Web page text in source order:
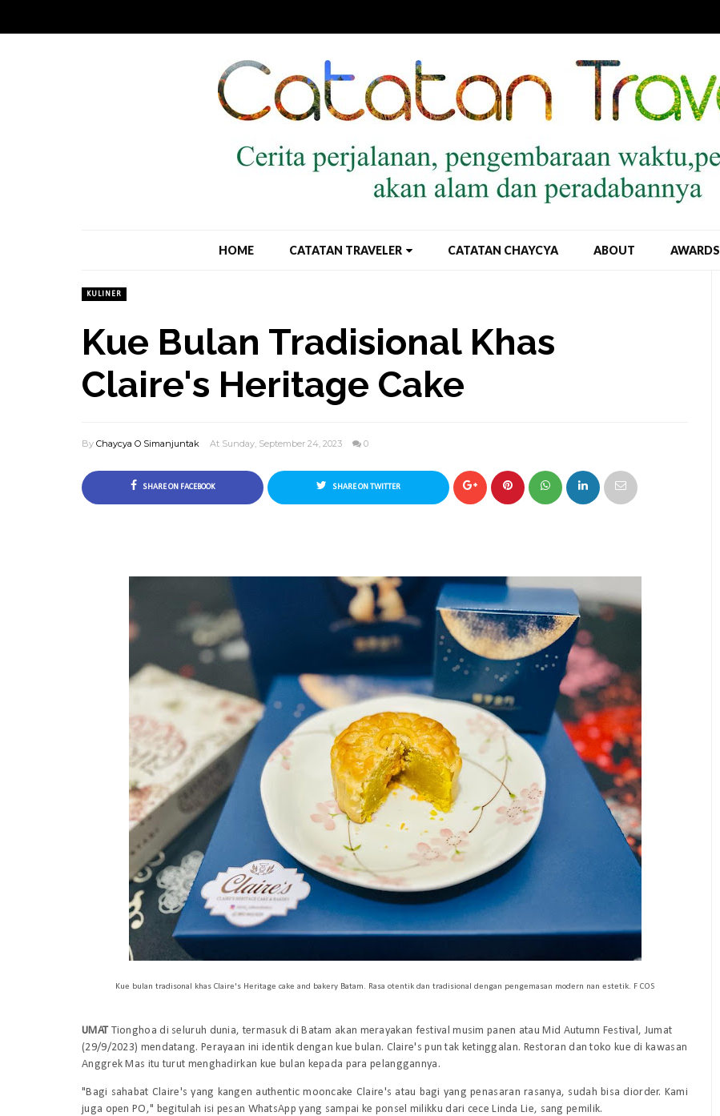
HOME CATATAN TRAVELER CATATAN CHAYCYA ABOUT AWARDS
KULINER
Kue Bulan Tradisional Khas
Claire's Heritage Cake
By Chaycya O Simanjuntak At Sunday, September 24, 2023 0
SHARE ON FACEBOOK SHARE ON TWITTER
Kue bulan tradisonal khas Claire's Heritage cake and bakery Batam. Rasa otentik dan tradisional dengan pengemasan modern nan estetik. F COS
UMATTionghoa di seluruh dunia, termasuk di Batam akan merayakan festival musim panen atau Mid Autumn Festival, Jumat
(29/9/2023) mendatang. Perayaan ini identik dengan kue bulan. Claire's pun tak ketinggalan. Restoran dan toko kue di kawasan
Anggrek Mas itu turut menghadirkan kue bulan kepada para pelanggannya.
"Bagi sahabat Claire's yang kangen authentic mooncake Claire's atau bagi yang penasaran rasanya, sudah bisa diorder. Kami
juga open PO," begitulah isi pesan WhatsApp yang sampai ke ponsel milikku dari ceceLinda Lie, sang pemilik.